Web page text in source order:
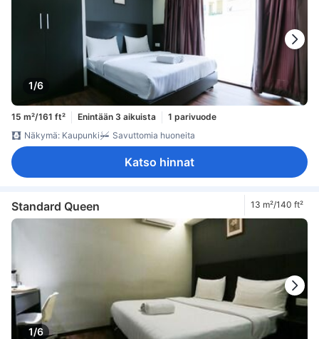
1/6
15 m²/161 ft² Enintään 3 aikuista
1 parivuode
Näkymä: Kaupunki
Savuttomia huoneita
Katso hinnat
Standard Queen 13 m²/140 ft²
1/6